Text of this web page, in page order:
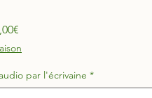
par l'écrivaine *